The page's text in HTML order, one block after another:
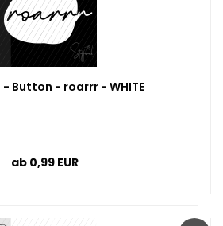
Button - roarrr - WHITE
ab 0,99 EUR